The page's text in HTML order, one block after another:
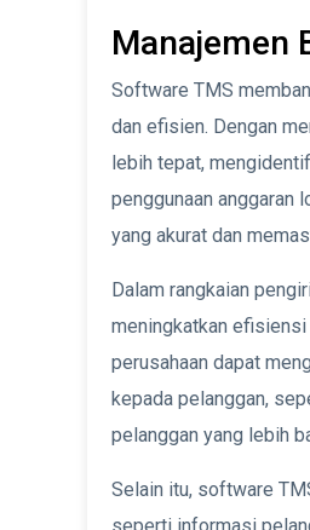
Manajemen
Software TMS
dan efisien. Dengan
lebih tepat,
penggunaan anggaran
yang akurat dan
Dalam rangkaian
meningkatkan
perusahaan dapat
kepada pelanggan,
pelanggan yang lebih
Selain itu, software